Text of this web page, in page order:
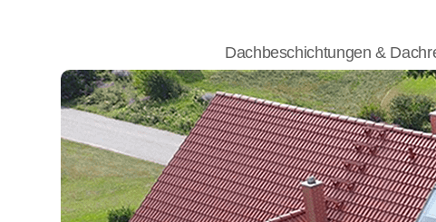
Dachbeschichtungen &